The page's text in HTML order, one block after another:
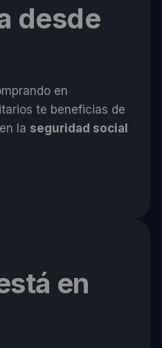
desde
en
te beneficias de
la seguridad social
en